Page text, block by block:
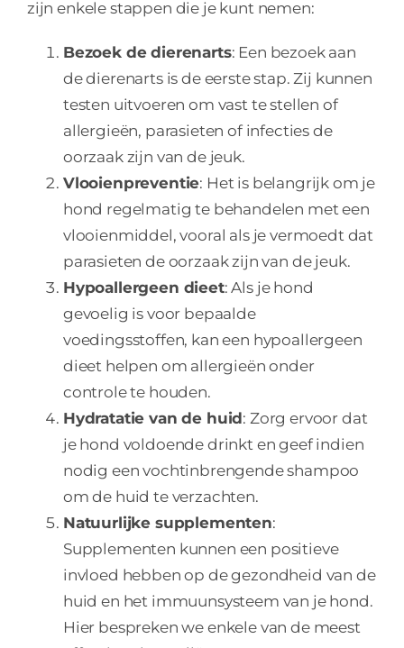
zijn enkele stappen die je kunt nemen:
Bezoek de dierenarts: Een bezoek aan
de dierenarts is de eerste stap. Zij kunnen
testen uitvoeren om vast te stellen of
allergieën, parasieten of infecties de
oorzaak zijn van de jeuk.
Vlooienpreventie: Het is belangrijk om je
hond regelmatig te behandelen met een
vlooienmiddel, vooral als je vermoedt dat
parasieten de oorzaak zijn van de jeuk.
Hypoallergeen dieet: Als je hond
gevoelig is voor bepaalde
voedingsstoffen, kan een hypoallergeen
dieet helpen om allergieën onder
controle te houden.
Hydratatie van de huid: Zorg ervoor dat
je hond voldoende drinkt en geef indien
nodig een vochtinbrengende shampoo
om de huid te verzachten.
Natuurlijke supplementen:
Supplementen kunnen een positieve
invloed hebben op de gezondheid van de
huid en het immuunsysteem van je hond.
Hier bespreken we enkele van de meest